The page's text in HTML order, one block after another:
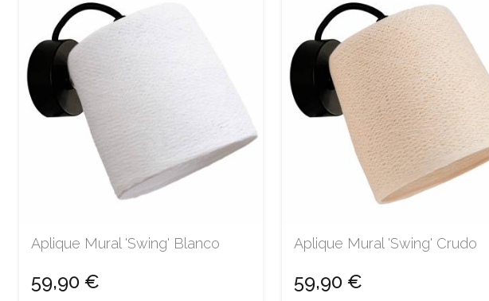
Aplique Mural 'Swing' Blanco
59,90 €
Aplique Mural 'Swing' Crudo
59,90 €